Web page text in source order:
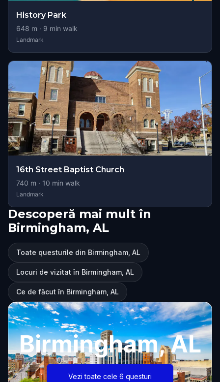
History Park
648 m · 9 min walk
Landmark
16th Street Baptist Church
740 m · 10 min walk
Landmark
Descoperă mai mult în
Birmingham, AL
Toate questurile din Birmingham, AL
Locuri de vizitat în Birmingham, AL
Ce de făcut în Birmingham, AL
Birmingham, AL
Vezi toate cele 6 questuri